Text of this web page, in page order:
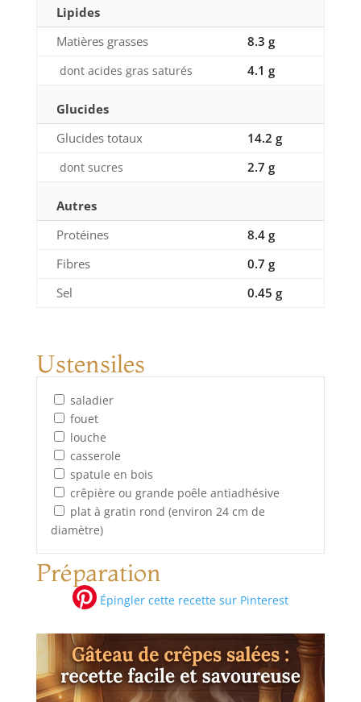
Lipides
Matières grasses
8.3 g
dont acides gras saturés 4.1 g
Glucides
Glucides totaux
14.2 g
dont sucres 2.7 g
Autres
Protéines
8.4 g
Fibres
0.7 g
Sel
0.45 g
Ustensiles
saladier
fouet
louche
casserole
spatule en bois
crêpière ou grande poêle antiadhésive
plat à gratin rond (environ 24 cm de
diamètre)
Préparation
Épingler cette recette sur Pinterest